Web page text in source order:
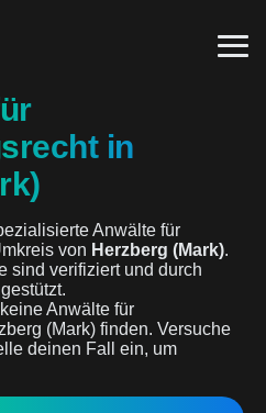
in
Anwälte für
von Herzberg (Mark).
sind verifiziert und durch
Anwälte für
(Mark) finden. Versuche
deinen Fall ein, um